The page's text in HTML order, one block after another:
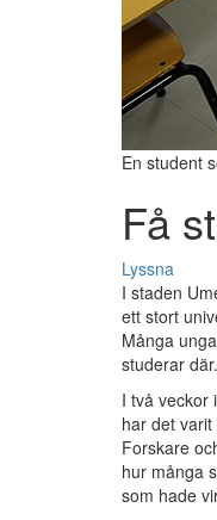
En student
Få
Lyssna
I staden
ett stort
Många
studerar där.
I två veckor
har det
Forskare
hur många
som hade